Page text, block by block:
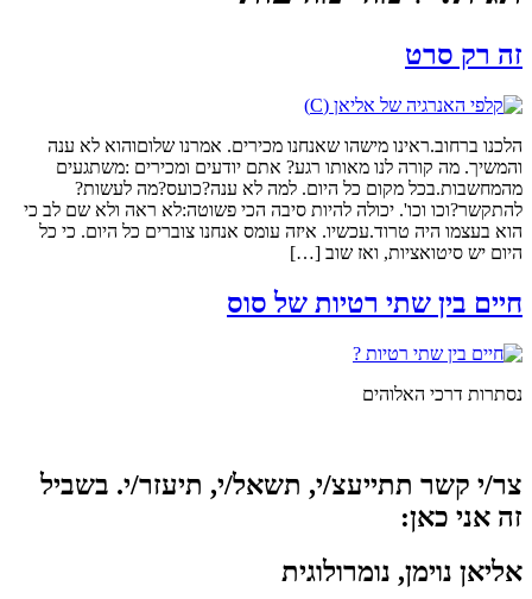
זה רק סרט
הלכנו ברחוב.ראינו מישהו שאנחנו מכירים. אמרנו שלוםוהוא לא ענה
והמשיך. מה קורה לנו מאותו רגע? אתם יודעים ומכירים :משתגעים
מהמחשבות.בכל מקום כל היום. למה לא ענה?כועס?מה לעשות?
להתקשר?וכו וכו'. יכולה להיות סיבה הכי פשוטה:לא ראה ולא שם לב כי
הוא בעצמו היה טרוד.עכשיו. איזה עומס אנחנו צוברים כל היום. כי כל
היום יש סיטואציות, ואז שוב […]
חיים בין שתי רטיות של סוס
נסתרות דרכי האלוהים
צר/י קשר תתייעצ/י, תשאל/י, תיעזר/י. בשביל
זה אני כאן:
אליאן נוימן, נומרולוגית